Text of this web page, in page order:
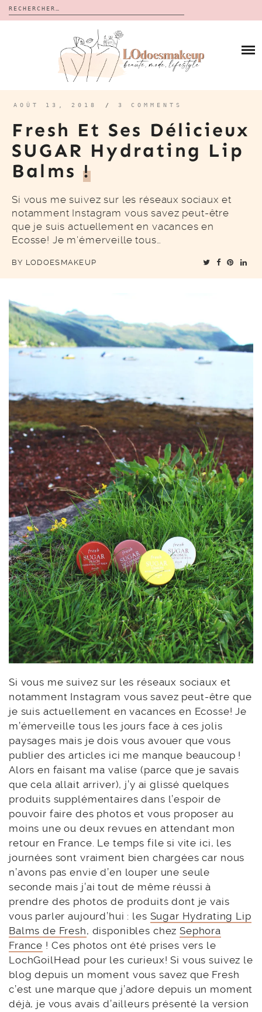
Rechercher :
CALENDRIERS DE L’AVENT
BON PLAN
À PROPOS
MES VIDÉOS
CONTACT
AOÛT 13, 2018 / 3 COMMENTS
Fresh Et Ses Délicieux
SUGAR Hydrating Lip
Balms!
Si vous me suivez sur les réseaux sociaux et
notamment Instagram vous savez peut-être
que je suis actuellement en vacances en
Ecosse! Je m’émerveille tous…
BY LODOESMAKEUP
Si vous me suivez sur les réseaux sociaux et
notamment Instagram vous savez peut-être que
je suis actuellement en vacances en Ecosse! Je
m’émerveille tous les jours face à ces jolis
paysages mais je dois vous avouer que vous
publier des articles ici me manque beaucoup !
Alors en faisant ma valise (parce que je savais
que cela allait arriver), j’y ai glissé quelques
produits supplémentaires dans l’espoir de
pouvoir faire des photos et vous proposer au
moins une ou deux revues en attendant mon
retour en France. Le temps file si vite ici, les
journées sont vraiment bien chargées car nous
n’avons pas envie d’en louper une seule
seconde mais j’ai tout de même réussi à
prendre des photos de produits dont je vais
vous parler aujourd’hui : les Sugar Hydrating Lip
Balms de Fresh, disponibles chezSephora
France ! Ces photos ont été prises vers le
LochGoilHead pour les curieux! Si vous suivez le
blog depuis un moment vous savez que Fresh
c’est une marque que j’adore depuis un moment
déjà, je vous avais d’ailleurs présenté la version